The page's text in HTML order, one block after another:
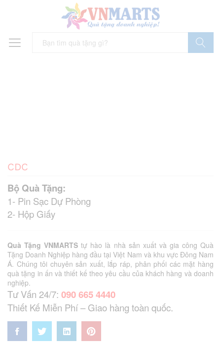
CDC
Bộ Quà Tặng:
1- Pin Sạc Dự Phòng
2- Hộp Giấy
Quà Tặng VNMARTS tự hào là nhà sản xuất và gia công Quà
Tặng Doanh Nghiệp hàng đầu tại Việt Nam và khu vực Đông Nam
Á. Chúng tôi chuyên sản xuất, lắp ráp, phân phối các mặt hàng
quà tặng in ấn và thiết kế theo yêu cầu của khách hàng và doanh
nghiệp.
Tư Vấn 24/7: 090 665 4440
Thiết Kế Miễn Phí – Giao hàng toàn quốc.